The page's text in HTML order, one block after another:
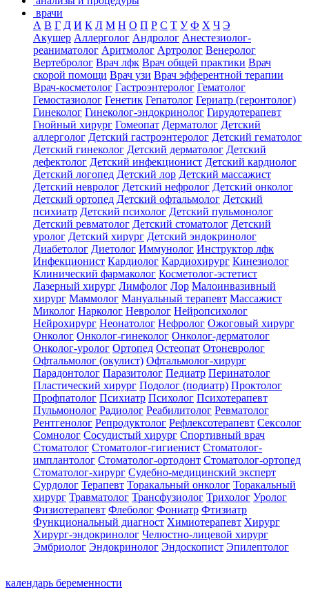
врачи
А В Г Д И К Л М Н О П Р С Т У Ф Х Ч Э
Акушер Аллерголог Андролог Анестезиолог-
реаниматолог Аритмолог Артролог Венеролог
Вертебролог Врач лфк Врач общей практики Врач
скорой помощи Врач узи Врач эфферентной терапии
Врач-косметолог Гастроэнтеролог Гематолог
Гемостазиолог Генетик Гепатолог Гериатр (геронтолог)
Гинеколог Гинеколог-эндокринолог Гирудотерапевт
Гнойный хирург Гомеопат Дерматолог Детский
аллерголог Детский гастроэнтеролог Детский гематолог
Детский гинеколог Детский дерматолог Детский
дефектолог Детский инфекционист Детский кардиолог
Детский логопед Детский лор Детский массажист
Детский невролог Детский нефролог Детский онколог
Детский ортопед Детский офтальмолог Детский
психиатр Детский психолог Детский пульмонолог
Детский ревматолог Детский стоматолог Детский
уролог Детский хирург Детский эндокринолог
Диабетолог Диетолог Иммунолог Инструктор лфк
Инфекционист Кардиолог Кардиохирург Кинезиолог
Клинический фармаколог Косметолог-эстетист
Лазерный хирург Лимфолог Лор Малоинвазивный
хирург Маммолог Мануальный терапевт Массажист
Миколог Нарколог Невролог Нейропсихолог
Нейрохирург Неонатолог Нефролог Ожоговый хирург
Онколог Онколог-гинеколог Онколог-дерматолог
Онколог-уролог Ортопед Остеопат Отоневролог
Офтальмолог (окулист) Офтальмолог-хирург
Парадонтолог Паразитолог Педиатр Перинатолог
Пластический хирург Подолог (подиатр) Проктолог
Профпатолог Психиатр Психолог Психотерапевт
Пульмонолог Радиолог Реабилитолог Ревматолог
Рентгенолог Репродуктолог Рефлексотерапевт Сексолог
Сомнолог Сосудистый хирург Спортивный врач
Стоматолог Стоматолог-гигиенист Стоматолог-
имплантолог Стоматолог-ортодонт Стоматолог-ортопед
Стоматолог-хирург Судебно-медицинский эксперт
Сурдолог Терапевт Торакальный онколог Торакальный
хирург Травматолог Трансфузиолог Трихолог Уролог
Физиотерапевт Флеболог Фониатр Фтизиатр
Функциональный диагност Химиотерапевт Хирург
Хирург-эндокринолог Челюстно-лицевой хирург
Эмбриолог Эндокринолог Эндоскопист Эпилептолог
календарь беременности